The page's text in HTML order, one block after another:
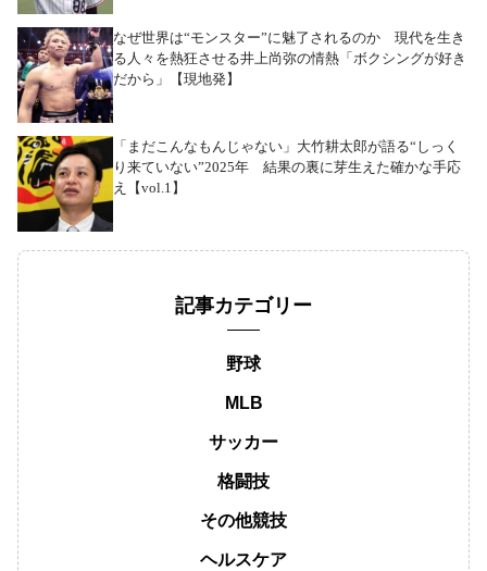
なぜ世界は“モンスター”に魅了されるのか 現代を生き
る人々を熱狂させる井上尚弥の情熱「ボクシングが好き
だから」【現地発】
「まだこんなもんじゃない」大竹耕太郎が語る“しっく
り来ていない”2025年 結果の裏に芽生えた確かな手応
え【vol.1】
記事カテゴリー
野球
MLB
サッカー
格闘技
その他競技
ヘルスケア